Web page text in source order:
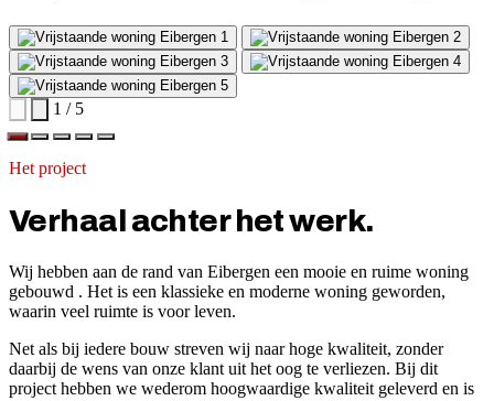
1 / 5
Het project
Verhaal achter het werk.
Wij hebben aan de rand van Eibergen een mooie en ruime woning
gebouwd . Het is een klassieke en moderne woning geworden,
waarin veel ruimte is voor leven.
Net als bij iedere bouw streven wij naar hoge kwaliteit, zonder
daarbij de wens van onze klant uit het oog te verliezen. Bij dit
project hebben we wederom hoogwaardige kwaliteit geleverd en is